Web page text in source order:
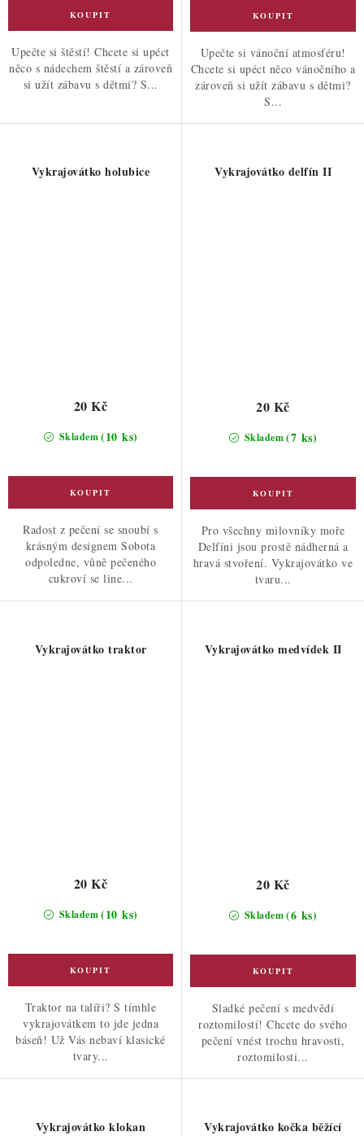
Upečte si štěstí! Chcete si upéct
něco s nádechem štěstí a zároveň
si užít zábavu s dětmi? S...
Upečte si vánoční atmosféru!
Chcete si upéct něco vánočního a
zároveň si užít zábavu s dětmi?
S...
Vykrajovátko holubice
Skladem(10 ks)
20 Kč
Radost z pečení se snoubí s
krásným designem Sobota
odpoledne, vůně pečeného
cukroví se line...
Vykrajovátko delfín II
Skladem(7 ks)
20 Kč
Pro všechny milovníky moře
Delfíni jsou prostě nádherná a
hravá stvoření. Vykrajovátko ve
tvaru...
Vykrajovátko traktor
Skladem(10 ks)
20 Kč
Traktor na talíři? S tímhle
vykrajovátkem to jde jedna
báseň! Už Vás nebaví klasické
tvary...
Vykrajovátko medvídek II
Skladem(6 ks)
20 Kč
Sladké pečení s medvědí
roztomilostí! Chcete do svého
pečení vnést trochu hravosti,
roztomilosti...
Vykrajovátko klokan Vykrajovátko kočka běžící